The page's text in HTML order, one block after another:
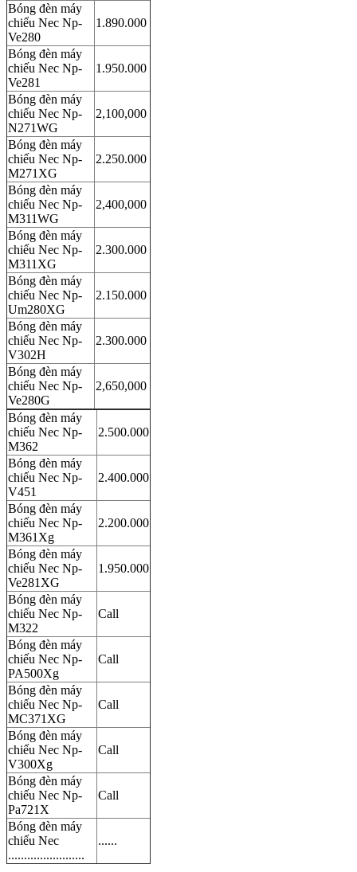
Bóng đèn máy
chiếu Nec Np-
Ve280
1.890.000
Bóng đèn máy
chiếu Nec Np-
Ve281
1.950.000
Bóng đèn máy
chiếu Nec Np-
N271WG
2,100,000
Bóng đèn máy
chiếu Nec Np-
M271XG
2.250.000
Bóng đèn máy
chiếu Nec Np-
M311WG
2,400,000
Bóng đèn máy
chiếu Nec Np-
M311XG
2.300.000
Bóng đèn máy
chiếu Nec Np-
Um280XG
2.150.000
Bóng đèn máy
chiếu Nec Np-
V302H
2.300.000
Bóng đèn máy
chiếu Nec Np-
Ve280G
2,650,000
Bóng đèn máy
chiếu Nec Np-
M362
2.500.000
Bóng đèn máy
chiếu Nec Np-
V451
2.400.000
Bóng đèn máy
chiếu Nec Np-
M361Xg
2.200.000
Bóng đèn máy
chiếu Nec Np-
Ve281XG
1.950.000
Bóng đèn máy
chiếu Nec Np-
M322
Call
Bóng đèn máy
chiếu Nec Np-
PA500Xg
Call
Bóng đèn máy
chiếu Nec Np-
MC371XG
Call
Bóng đèn máy
chiếu Nec Np-
V300Xg
Call
Bóng đèn máy
chiếu Nec Np-
Pa721X
Call
Bóng đèn máy
chiếu Nec
........................
......